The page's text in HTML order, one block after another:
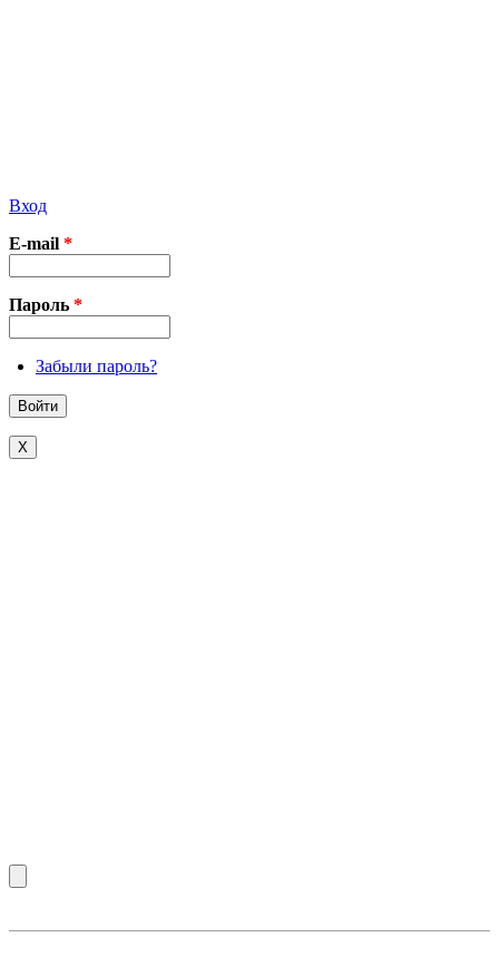
Вход
E-mail *
Пароль *
Забыли пароль?
X